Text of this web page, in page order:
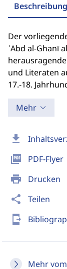
download
picture_as_pdf PDF-Flyer
print Drucken
share Teilen
send_to_mobile
Mehr
Beschreibung
Der
ʿAbd al-Ghanī
und Literaten
17.-18.
Mehr